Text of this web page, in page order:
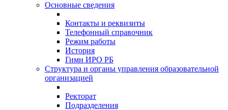
Основные сведения
Контакты и реквизиты
Телефонный справочник
Режим работы
История
Гимн ИРО РБ
Структура и органы управления образовательной
организацией
Ректорат
Подразделения